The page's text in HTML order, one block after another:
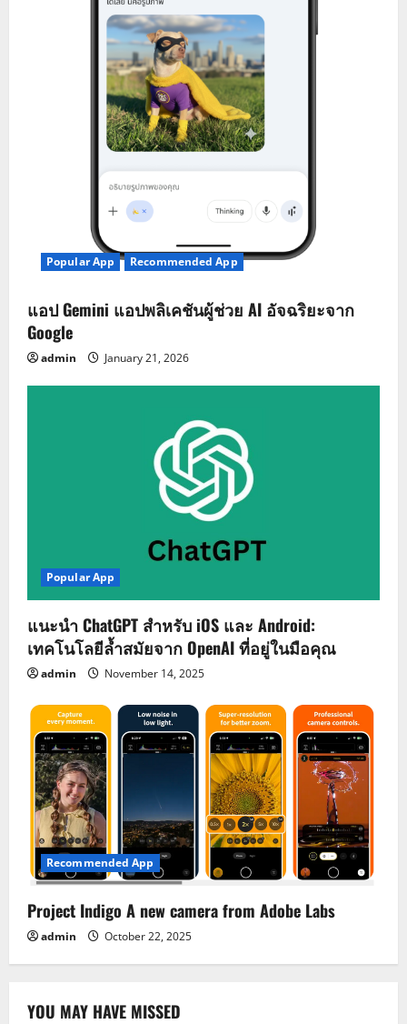
Popular App Recommended App
แอป Gemini แอปพลิเคชันผู้ช่วย AI อัจฉริยะจาก
Google
admin January 21, 2026
Popular App
แนะนำ ChatGPT สำหรับ iOS และ Android:
เทคโนโลยีล้ำสมัยจาก OpenAI ที่อยู่ในมือคุณ
admin November 14, 2025
Recommended App
Project Indigo A new camera from Adobe Labs
admin October 22, 2025
YOU MAY HAVE MISSED